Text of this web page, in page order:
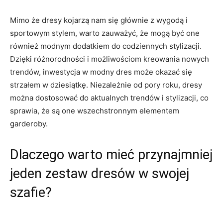
Mimo że dresy kojarzą nam się głównie z wygodą i
sportowym‍ stylem, warto zauważyć, że mogą być one
również ⁣modnym dodatkiem do codziennych stylizacji.
Dzięki różnorodności i‍ możliwościom kreowania ⁣nowych
trendów, inwestycja ‌w modny ⁢dres‍ może‌ okazać się
strzałem w dziesiątkę. Niezależnie od pory roku,⁢ dresy‌
można dostosować do⁣ aktualnych trendów i stylizacji, co
sprawia, że są one ​wszechstronnym elementem⁣
garderoby.
Dlaczego warto ​mieć przynajmniej
jeden zestaw dresów w swojej
szafie?